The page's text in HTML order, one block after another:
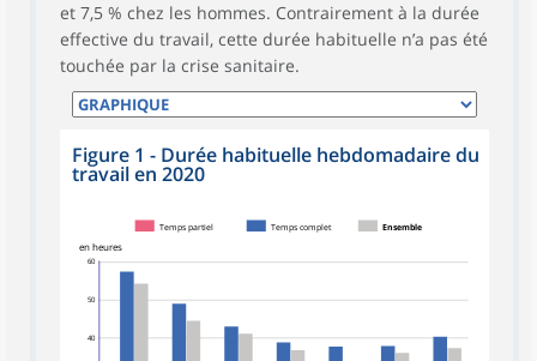
et 7,5 % chez les hommes. Contrairement à la durée
effective du travail, cette durée habituelle n’a pas été
touchée par la crise sanitaire.
Figure 1 - Durée habituelle hebdomadaire du
travail en 2020
40
50
60
en heures
Temps partiel Temps complet Ensemble